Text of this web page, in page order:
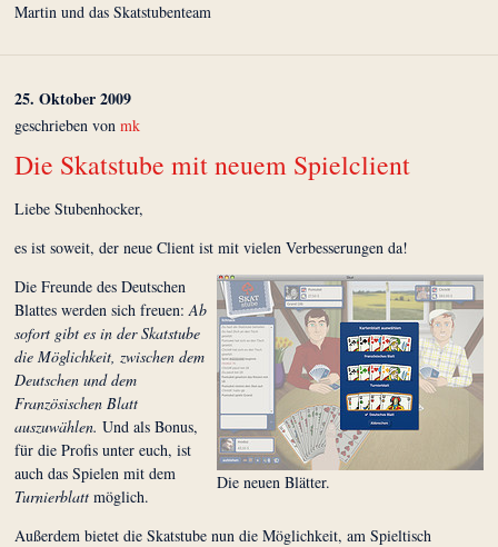
Martin und das Skatstubenteam
25. Oktober 2009
geschrieben vonmk
Die Skatstube mit neuem Spielclient
Liebe Stubenhocker,
es ist soweit, der neue Client ist mit vielen Verbesserungen da!
Die neuen Blätter.
Die Freunde des Deutschen
Blattes werden sich freuen:Ab
sofort gibt es in der Skatstube
die Möglichkeit, zwischen dem
Deutschen und dem
Französischen Blatt
auszuwählen. Und als Bonus,
für die Profis unter euch, ist
auch das Spielen mit dem
Turnierblatt möglich.
Außerdem bietet die Skatstube nun die Möglichkeit, am Spieltisch